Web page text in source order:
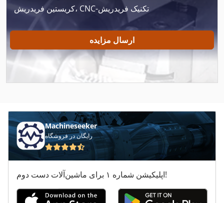
Haffner
Hammel
Klingelnberg
Maier
Pallmann
Reinhardt
Serra Bavaria
Steiger
کریستین فریدریش، CNC-تکنیک فریدریش
ارسال مزایده
Machineseeker
رایگان در فروشگاه
اپلیکیشن شماره ۱ برای ماشین‌آلات دست دوم!